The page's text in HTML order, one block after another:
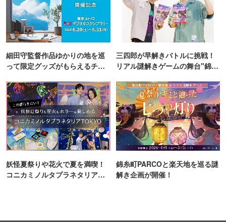
細田守監督作品ゆかりの地を巡
って限定グッズがもらえるチャ
三四郎が早解きバトルに挑戦！
リアル謎解きゲームの舞台"錦糸
妖怪夏祭りや花火で夏を満喫！
コニカミノルタプラネタリア
錦糸町PARCOと楽天地を巡る謎
解き企画が開催！